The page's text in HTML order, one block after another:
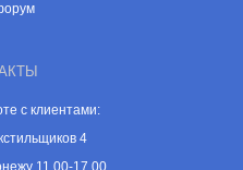
с клиентами:
4
11.00-17.00